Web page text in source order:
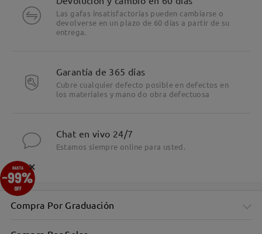
Las gafas insatisfactorias pueden cambiarse o
devolverse en un plazo de 60 días a partir de su
entrega.
Garantía de 365 días
Cubre cualquier defecto posible en defectos en
los materiales y mano do obra defectuosa
Chat en vivo 24/7
Estamos siempre online para usted.
Compra Por Graduación
×